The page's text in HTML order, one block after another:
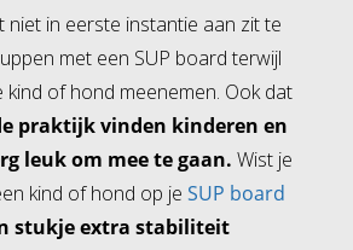
niet in eerste instantie aan zit te
met een SUP board terwijl
kind of hond meenemen. Ook dat
praktijk vinden kinderen en
leuk om mee te gaan. Wist je
kind of hond op je SUP board
stukje extra stabiliteit